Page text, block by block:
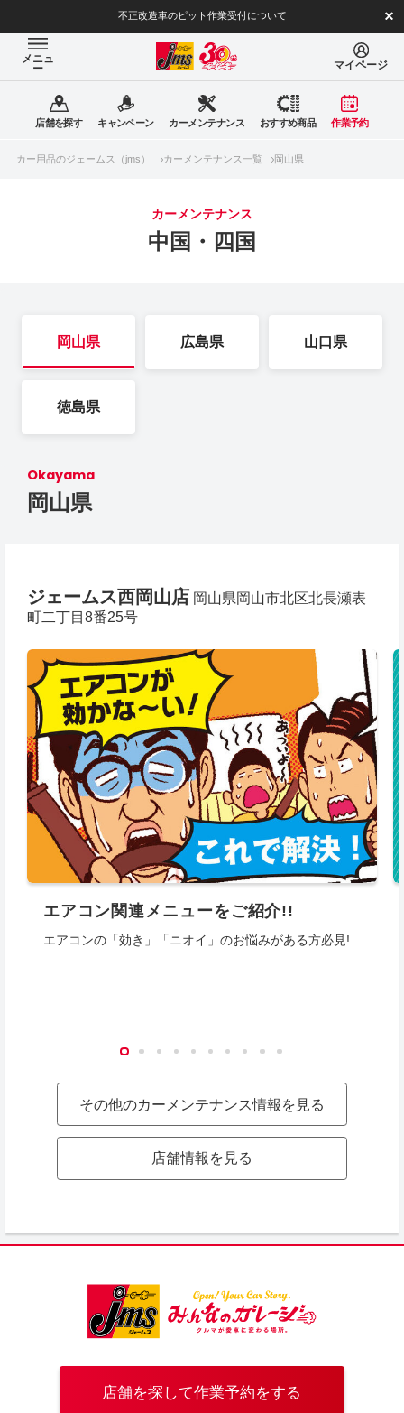
不正改造車のピット作業受付について
メニュ
ー マイページ
店舗を探す キャンペーン カーメンテナンス おすすめ商品 作業予約
カー用品のジェームス（jms） カーメンテナンス一覧 岡山県
カーメンテナンス
中国・四国
岡山県 広島県 山口県
徳島県
Okayama
岡山県
ジェームス西岡山店 岡山県岡山市北区北長瀬表
町二丁目8番25号
エアコン関連メニューをご紹介!!
エアコンの「効き」「ニオイ」のお悩みがある方必見!
その他のカーメンテナンス情報を見る
店舗情報を見る
店舗を探して作業予約をする